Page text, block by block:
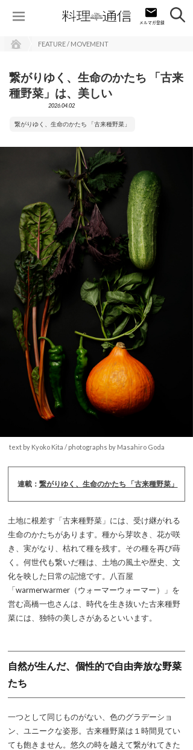
FEATURE / MOVEMENT
繋がりゆく、生命のかたち 「古来
種野菜」は、美しい
2026.04.02
繋がりゆく、生命のかたち 「古来種野菜」
text by Kyoko Kita / photographs by Masahiro Goda
連載： 繋がりゆく、生命のかたち 「古来種野菜」
土地に根差す「古来種野菜」には、受け継がれる
生命のかたちがあります。種から芽吹き、花が咲
き、実がなり、枯れて種を残す。その種を再び蒔
く。何世代も繋いだ種は、土地の風土や歴史、文
化を映した日常の記憶です。八百屋
「warmerwarmer（ウォーマーウォーマー）」を
営む高橋一也さんは、時代を生き抜いた古来種野
菜には、独特の美しさがあるといいます。
自然が生んだ、個性的で自由奔放な野菜
たち
一つとして同じものがない、色のグラデーショ
ン、ユニークな姿形。古来種野菜は１時間見てい
ても飽きません。悠久の時を越えて繋がれてきた